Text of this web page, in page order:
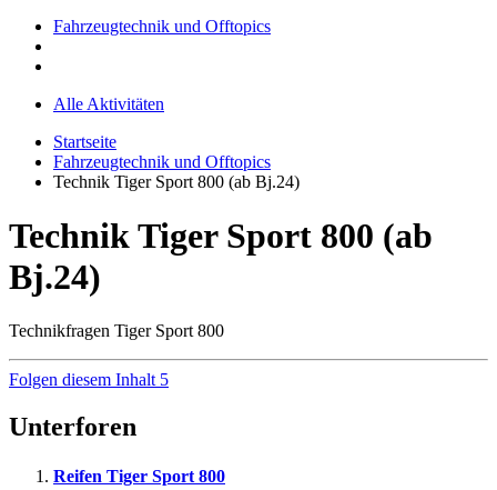
Fahrzeugtechnik und Offtopics
Alle Aktivitäten
Startseite
Fahrzeugtechnik und Offtopics
Technik Tiger Sport 800 (ab Bj.24)
Technik Tiger Sport 800 (ab
Bj.24)
Technikfragen Tiger Sport 800
Folgen diesem Inhalt 5
Unterforen
Reifen Tiger Sport 800